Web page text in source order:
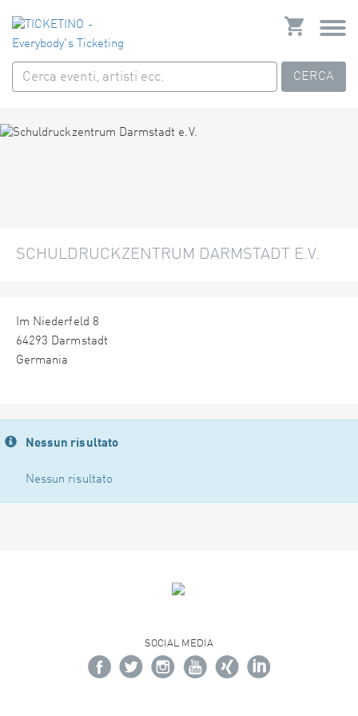
CERCA
SCHULDRUCKZENTRUM DARMSTADT E.V.
Im Niederfeld 8
64293 Darmstadt
Germania
Nessun risultato
Nessun risultato
SOCIAL MEDIA